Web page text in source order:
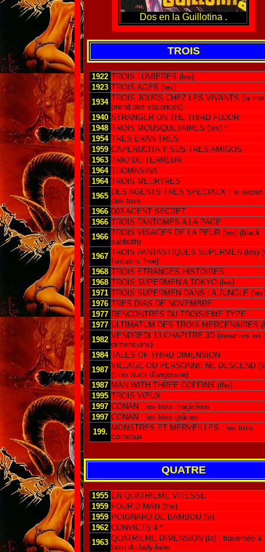
Dos en la Guillotina .
TROIS
1922 TROIS LUMIERES (les)
1923 TROIS AGES (les)
1934 TROIS JOURS CHEZ LES VIVANTS (la
prend des vacances)
1940 STRANGER ON THE THIRD FLOOR
1948 TROIS MOUSQUETAIRES (les) *
1954 TRES ERAN TRES
1959 CAPERUCITA Y SUS TRES AMIGOS
1963 TRIO DE TERREUR
1964 THOMASINA
1964 TROIS MEURTRES
1965 DES AGENTS TRES SPECIAUX : le secret
des trois
1966 003 AGENT SECRET
1966 TROIS FANTOMES A LA PAGE
1966 TROIS VISAGES DE LA PEUR (les) (black
sabbath)
1967 TROIS FANTASTIQUES SUPERMEN (les)
fantastic free)
1968 TROIS ETRANGES HISTOIRES
1968 TROIS SUPERMEN A TOKYO (les)
1971 TROIS SUPERMEN DANS LA JUNGLE (les)
1976 TRES DIAS DE NOVEMBRE
1977 RENCONTRES DU TROISIEME TYPE
1977 ULTIMATUM DES TROIS MERCENAIRES
1982 VENDREDI 13,CHAPITRE 3D (meurtres en
dimensions)
1984 TALES OF THIRD DIMENSION
1987 VILLAGE OU PERSONNE NE DESCEND
(trois nuits d'angoisse)
1987 MAN WITH THREE COFFINS (the)
1995 TROIS VŒUX
1997 CONAN : les trois magiciens
1997 CONAN : les trois grâces
199. MONSTRES ET MERVEILLES : les trois
corbeaux
QUATRE
1955 EN QUATRIEME VITESSE
1959 FOUR D MAN (the)
1959 POIGNARD DE BAMBOU (le)
1962 CONVICTS 4 *
1963 QUATRIEME DIMENSION (la) : traversée à
bord du lady-lane